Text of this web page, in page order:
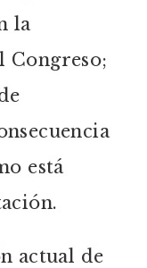
la
Congreso;
está
actual de